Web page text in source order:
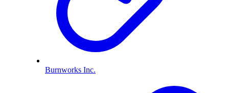
Burnworks Inc.